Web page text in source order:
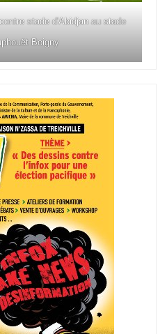
stade d'Abidjan au stade
Boigny